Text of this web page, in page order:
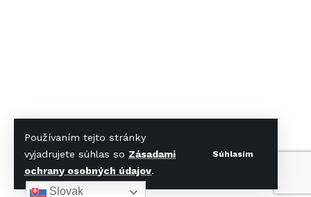
Používaním tejto stránky
vyjadrujete súhlas so Zásadami
ochrany osobných údajov.
Súhlasím
Slovak